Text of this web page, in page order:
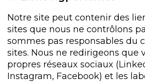
Notre site peut contenir des
sites que nous ne contrôlons
sommes pas responsables du
sites. Nous ne redirigeons que
propres réseaux sociaux
Instagram, Facebook) et les